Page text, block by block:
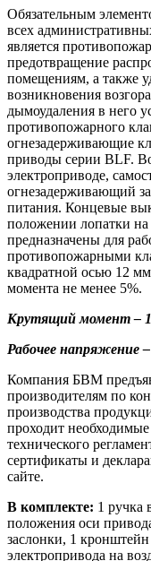
Обязательным
всех
является
предотвращение
помещениям, а также
возникновения
дымоудаления в него
противопожарного
огнезадерживающие
приводы серии BLF.
электроприводе,
огнезадерживающий
питания. Концевые
положении лопатки на
предназначены для
противопожарными
квадратной осью 12
момента не менее 5%.
Крутящий момент –
Рабочее напряжение
Компания БВМ
производителям по
производства
проходит
технического
сертификаты и
сайте.
В комплекте: 1 ручка
положения оси
заслонки, 1
электропривода на